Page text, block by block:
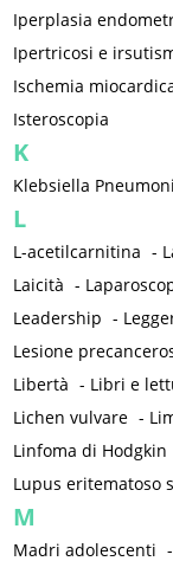
Iperplasia
Ipertricosi e
Ischemia
Isteroscopia
K
Klebsiella
L
L-acetilcarnitina -
Laicità -
Leadership -
Lesione
Libertà - Libri e
Lichen vulvare -
Linfoma di Hodgkin
Lupus eritematoso
M
Madri adolescenti -